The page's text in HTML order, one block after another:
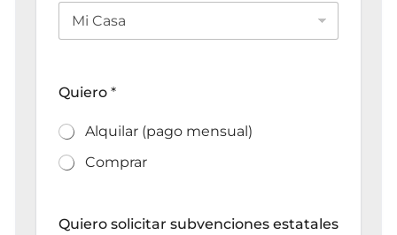
Quiero *
Alquilar (pago mensual)
Comprar
Quiero solicitar subvenciones estatales